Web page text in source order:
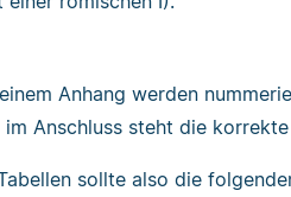
Anhang werden
Anschluss steht die korrekte
sollte also die